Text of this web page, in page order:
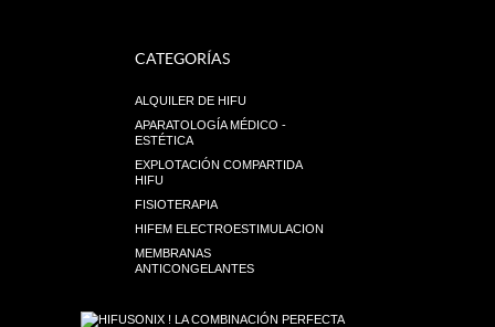
CATEGORÍAS
ALQUILER DE HIFU
APARATOLOGÍA MÉDICO -
ESTÉTICA
EXPLOTACIÓN COMPARTIDA
HIFU
FISIOTERAPIA
HIFEM ELECTROESTIMULACION
MEMBRANAS
ANTICONGELANTES